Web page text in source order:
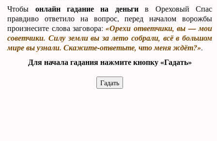
Чтобы онлайн гадание на деньгив Ореховый Спас
правдиво ответило на вопрос, перед началом ворожбы
произнесите слова заговора:«Орехи ответчики, вы — мои
советчики. Силу земли вы за лето собрали, всё в большом
мире вы узнали. Скажите-ответьте, что меня ждёт?».
Для начала гадания нажмите кнопку «Гадать»